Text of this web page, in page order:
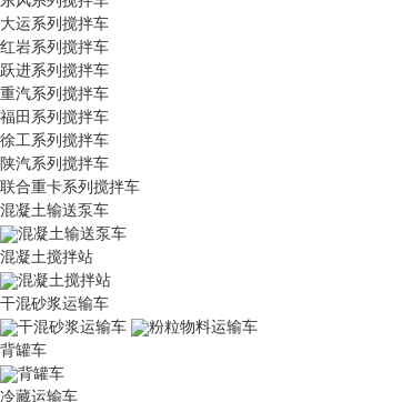
大运系列搅拌车
红岩系列搅拌车
跃进系列搅拌车
重汽系列搅拌车
福田系列搅拌车
徐工系列搅拌车
陕汽系列搅拌车
联合重卡系列搅拌车
混凝土输送泵车
混凝土输送泵车
混凝土搅拌站
混凝土搅拌站
干混砂浆运输车
干混砂浆运输车
粉粒物料运输车
背罐车
背罐车
冷藏运输车